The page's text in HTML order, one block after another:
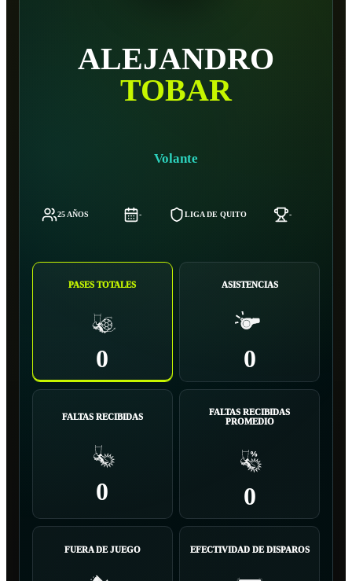
ALEJANDRO
TOBAR
Volante
25 AÑOS - LIGA DE QUITO -
PASES TOTALES
0
ASISTENCIAS
0
FALTAS RECIBIDAS
0
FALTAS RECIBIDAS
PROMEDIO
0
FUERA DE JUEGO EFECTIVIDAD DE DISPAROS